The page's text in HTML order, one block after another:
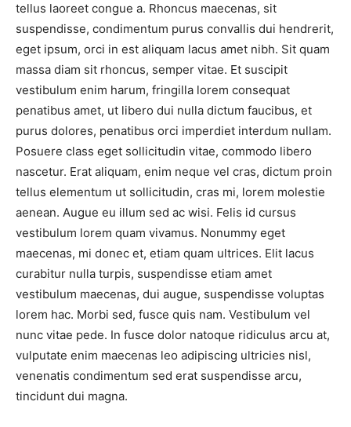
tellus laoreet congue a. Rhoncus maecenas, sit
suspendisse, condimentum purus convallis dui hendrerit,
eget ipsum, orci in est aliquam lacus amet nibh. Sit quam
massa diam sit rhoncus, semper vitae. Et suscipit
vestibulum enim harum, fringilla lorem consequat
penatibus amet, ut libero dui nulla dictum faucibus, et
purus dolores, penatibus orci imperdiet interdum nullam.
Posuere class eget sollicitudin vitae, commodo libero
nascetur. Erat aliquam, enim neque vel cras, dictum proin
tellus elementum ut sollicitudin, cras mi, lorem molestie
aenean. Augue eu illum sed ac wisi. Felis id cursus
vestibulum lorem quam vivamus. Nonummy eget
maecenas, mi donec et, etiam quam ultrices. Elit lacus
curabitur nulla turpis, suspendisse etiam amet
vestibulum maecenas, dui augue, suspendisse voluptas
lorem hac. Morbi sed, fusce quis nam. Vestibulum vel
nunc vitae pede. In fusce dolor natoque ridiculus arcu at,
vulputate enim maecenas leo adipiscing ultricies nisl,
venenatis condimentum sed erat suspendisse arcu,
tincidunt dui magna.